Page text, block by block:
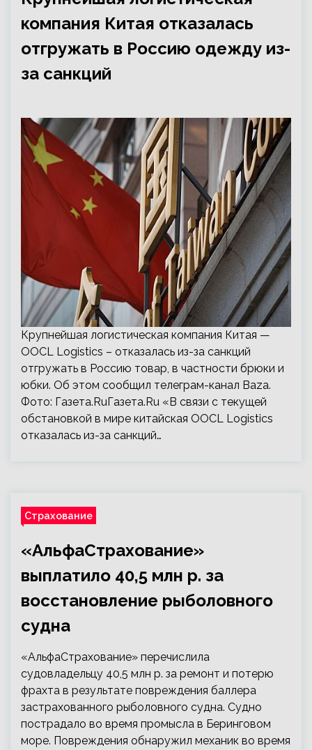
компания Китая отказалась
отгружать в Россию одежду из-
за санкций
Крупнейшая логистическая компания Китая —
OOCL Logistics – отказалась из-за санкций
отгружать в Россию товар, в частности брюки и
юбки. Об этом сообщил телеграм-канал Baza.
Фото: Газета.RuГазета.Ru «В связи с текущей
обстановкой в мире китайская OOCL Logistics
отказалась из-за санкций…
Страхование
«АльфаСтрахование»
выплатило 40,5 млн р. за
восстановление рыболовного
судна
«АльфаСтрахование» перечислила
судовладельцу 40,5 млн р. за ремонт и потерю
фрахта в результате повреждения баллера
застрахованного рыболовного судна. Судно
пострадало во время промысла в Беринговом
море. Повреждения обнаружил механик во время